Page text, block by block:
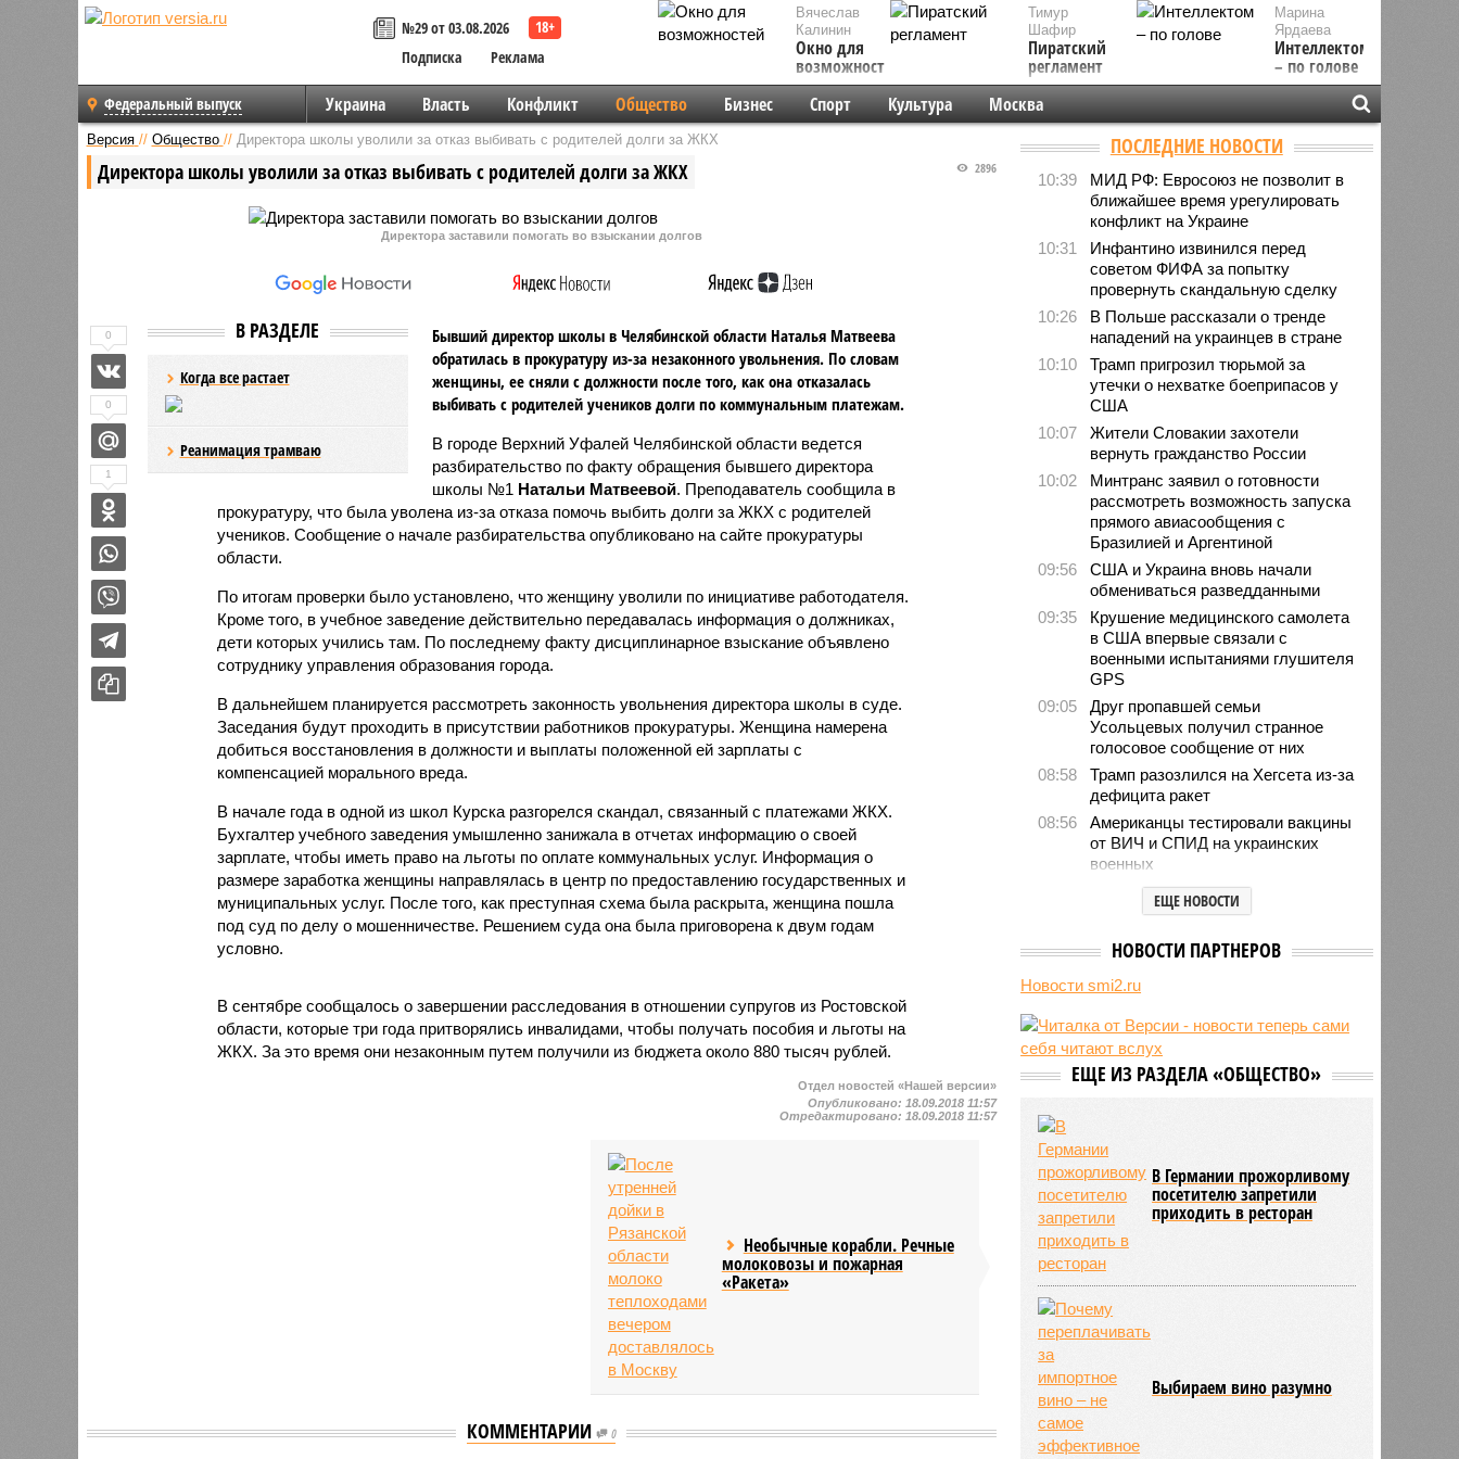
№29 от 03.08.2026
Подписка
Реклама
Вячеслав
Калинин
Окно для
возможностей
Марина
Ярдаева
Интеллектом
– по голове
Тимур
Шафир
Пиратский
регламент
Федеральный выпуск Украина Власть Конфликт Общество Бизнес Спорт Культура Москва
Версия // Общество // Директора школы уволили за отказ выбивать с родителей долги за ЖКХ
Директора школы уволили за отказ выбивать с родителей долги за ЖКХ 2896
Директора заставили помогать во взыскании долгов
В РАЗДЕЛЕ
Когда все растает
Реанимация трамваю
Бывший директор школы в Челябинской области Наталья Матвеева
обратилась в прокуратуру из-за незаконного увольнения. По словам
женщины, ее сняли с должности после того, как она отказалась
выбивать с родителей учеников долги по коммунальным платежам.
В городе Верхний Уфалей Челябинской области ведется
разбирательство по факту обращения бывшего директора
школы №1 Натальи Матвеевой. Преподаватель сообщила в
прокуратуру, что была уволена из-за отказа помочь выбить долги за ЖКХ с родителей
учеников. Сообщение о начале разбирательства опубликовано на сайте прокуратуры
области.
По итогам проверки было установлено, что женщину уволили по инициативе работодателя.
Кроме того, в учебное заведение действительно передавалась информация о должниках,
дети которых учились там. По последнему факту дисциплинарное взыскание объявлено
сотруднику управления образования города.
В дальнейшем планируется рассмотреть законность увольнения директора школы в суде.
Заседания будут проходить в присутствии работников прокуратуры. Женщина намерена
добиться восстановления в должности и выплаты положенной ей зарплаты с
компенсацией морального вреда.
В начале года в одной из школ Курска разгорелся скандал, связанный с платежами ЖКХ.
Бухгалтер учебного заведения умышленно занижала в отчетах информацию о своей
зарплате, чтобы иметь право на льготы по оплате коммунальных услуг. Информация о
размере заработка женщины направлялась в центр по предоставлению государственных и
муниципальных услуг. После того, как преступная схема была раскрыта, женщина пошла
под суд по делу о мошенничестве. Решением суда она была приговорена к двум годам
условно.
В сентябре сообщалось о завершении расследования в отношении супругов из Ростовской
области, которые три года притворялись инвалидами, чтобы получать пособия и льготы на
ЖКХ. За это время они незаконным путем получили из бюджета около 880 тысяч рублей.
0
0
1
Отдел новостей «Нашей версии»
Опубликовано: 18.09.2018 11:57
Отредактировано: 18.09.2018 11:57
Необычные корабли. Речные
молоковозы и пожарная
«Ракета»
КОММЕНТАРИИ 0
ПОСЛЕДНИЕ НОВОСТИ
10:39
МИД РФ: Евросоюз не позволит в
ближайшее время урегулировать
конфликт на Украине
10:31
Инфантино извинился перед
советом ФИФА за попытку
провернуть скандальную сделку
10:26
В Польше рассказали о тренде
нападений на украинцев в стране
10:10
Трамп пригрозил тюрьмой за
утечки о нехватке боеприпасов у
США
10:07
Жители Словакии захотели
вернуть гражданство России
10:02
Минтранс заявил о готовности
рассмотреть возможность запуска
прямого авиасообщения с
Бразилией и Аргентиной
09:56
США и Украина вновь начали
обмениваться разведданными
09:35
Крушение медицинского самолета
в США впервые связали с
военными испытаниями глушителя
GPS
09:05
Друг пропавшей семьи
Усольцевых получил странное
голосовое сообщение от них
08:58
Трамп разозлился на Хегсета из-за
дефицита ракет
08:56
Американцы тестировали вакцины
от ВИЧ и СПИД на украинских
военных
ЦРУ создало тайную группу для
раскола элит на Кубе
психбольницы после модных
ретритов с голоданием и
08:38
Пентагон скрыл данные о сотнях
убитых мирных жителей при
авиаударах США по Йемену
ЕЩЕ НОВОСТИ
НОВОСТИ ПАРТНЕРОВ
Новости smi2.ru
ЕЩЕ ИЗ РАЗДЕЛА «ОБЩЕСТВО»
В Германии прожорливому
посетителю запретили
приходить в ресторан
Выбираем вино разумно